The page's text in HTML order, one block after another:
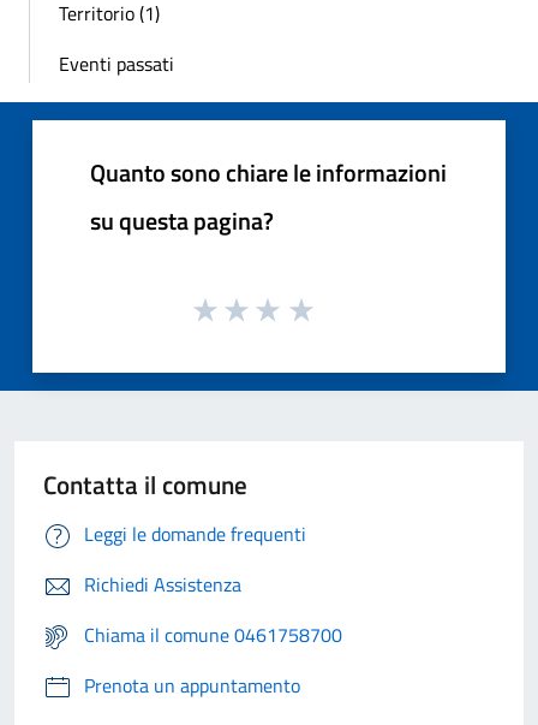
Territorio (1)
Eventi passati
Quanto sono chiare le informazioni
su questa pagina?
Contatta il comune
Leggi le domande frequenti
Richiedi Assistenza
Chiama il comune 0461758700
Prenota un appuntamento